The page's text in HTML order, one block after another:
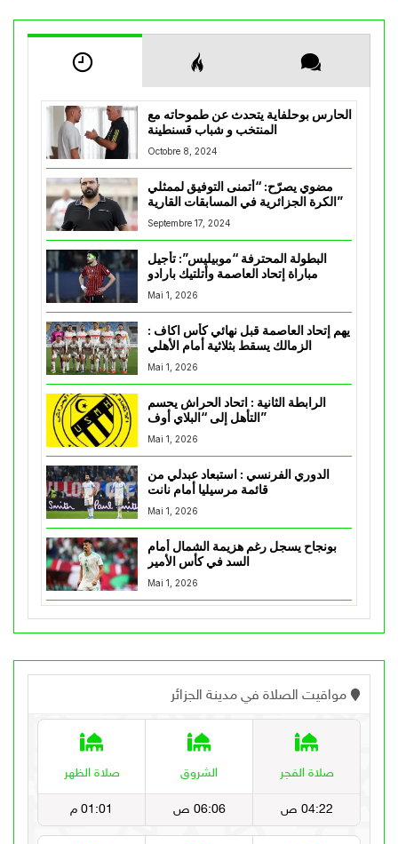
الحارس بوحلفاية يتحدث عن طموحاته مع
المنتخب و شباب قسنطينة
Octobre 8, 2024
مضوي يصرّح: “أتمنى التوفيق لممثلي
الكرة الجزائرية في المسابقات القارية”
Septembre 17, 2024
البطولة المحترفة “موبيليس”: تأجيل
مباراة إتحاد العاصمة وأتلتيك بارادو
Mai 1, 2026
يهم إتحاد العاصمة قبل نهائي كأس اكاف :
Mai 1, 2026
الرابطة الثانية : اتحاد الحراش يحسم
التأهل إلى “البلاي أوف”
Mai 1, 2026
الدوري الفرنسي : استبعاد عبدلي من
قائمة مرسيليا أمام نانت
Mai 1, 2026
بونجاح يسجل رغم هزيمة الشمال أمام
السد في كأس الأمير
Mai 1, 2026